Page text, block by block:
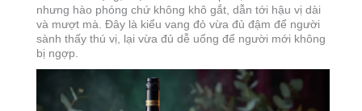
nhưng hào phóng chứ không khô gắt, dẫn tới hậu vị dài
và mượt mà. Đây là kiểu vang đỏ vừa đủ đậm để người
sành thấy thú vị, lại vừa đủ dễ uống để người mới không
bị ngợp.